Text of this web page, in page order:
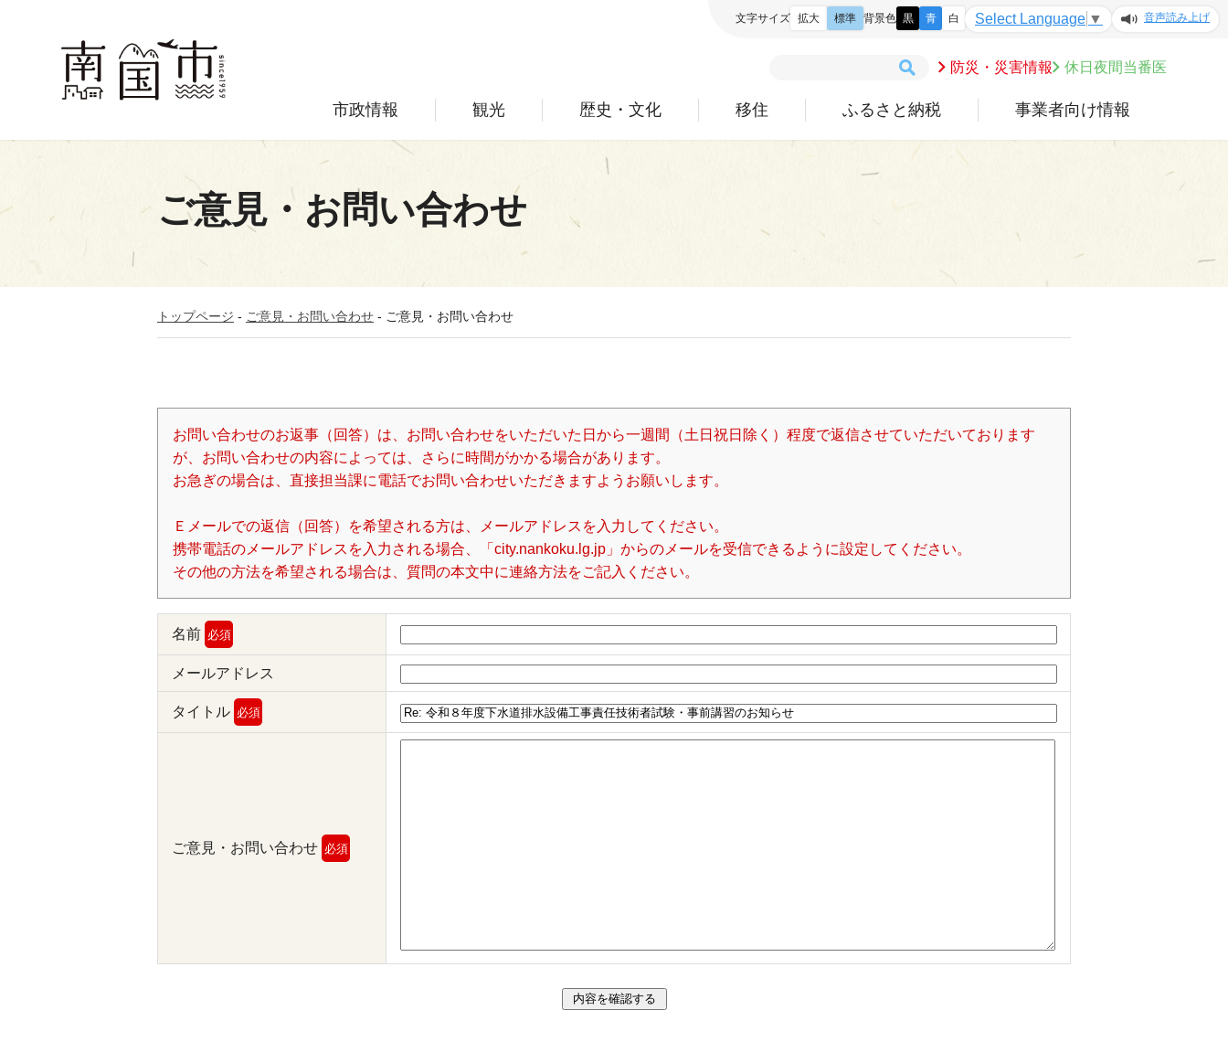
防災・災害情報 休日夜間当番医
市政情報 観光 歴史・文化 移住 ふるさと納税 事業者向け情報
文字サイズ 拡大 標準 背景色 黒 青 白 Select Language ▼ 音声読み上げ
ご意見・お問い合わせ
トップページ - ご意見・お問い合わせ - ご意見・お問い合わせ
お問い合わせのお返事（回答）は、お問い合わせをいただいた日から一週間（土日祝日除く）程度で返信させていただいております
が、お問い合わせの内容によっては、さらに時間がかかる場合があります。
お急ぎの場合は、直接担当課に電話でお問い合わせいただきますようお願いします。
Ｅメールでの返信（回答）を希望される方は、メールアドレスを入力してください。
携帯電話のメールアドレスを入力される場合、「city.nankoku.lg.jp」からのメールを受信できるように設定してください。
その他の方法を希望される場合は、質問の本文中に連絡方法をご記入ください。
名前 必須
メールアドレス
タイトル 必須
ご意見・お問い合わせ 必須